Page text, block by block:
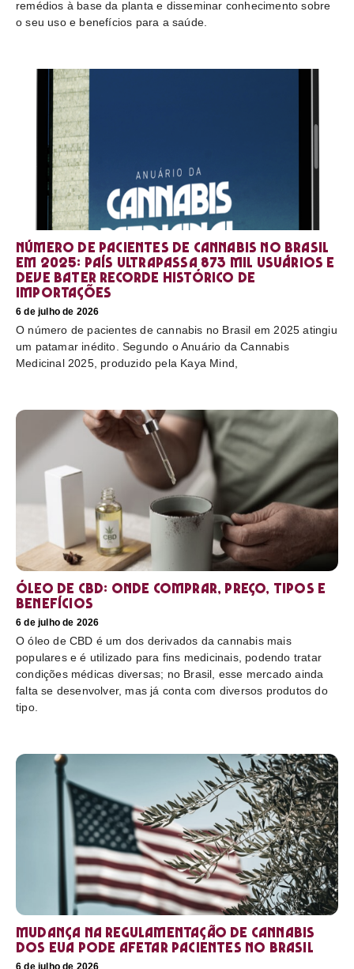
remédios à base da planta e disseminar conhecimento sobre
o seu uso e benefícios para a saúde.
Número de pacientes de cannabis no Brasil
em 2025: país ultrapassa 873 mil usuários e
deve bater recorde histórico de
importações
6 de julho de 2026
O número de pacientes de cannabis no Brasil em 2025 atingiu
um patamar inédito. Segundo o Anuário da Cannabis
Medicinal 2025, produzido pela Kaya Mind,
Óleo de CBD: Onde comprar, preço, tipos e
benefícios
6 de julho de 2026
O óleo de CBD é um dos derivados da cannabis mais
populares e é utilizado para fins medicinais, podendo tratar
condições médicas diversas; no Brasil, esse mercado ainda
falta se desenvolver, mas já conta com diversos produtos do
tipo.
Mudança na regulamentação de cannabis
dos EUA pode afetar pacientes no Brasil
6 de julho de 2026